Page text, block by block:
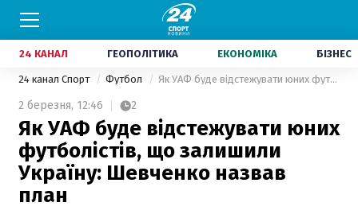
24 КАНАЛ ГЕОПОЛІТИКА ЕКОНОМІКА БІЗНЕС
24 канал Спорт Футбол Як УАФ буде відстежувати юних футболістів, що залишили Україну: Шевченко назвав план
2 березня, 12:46 2
Як УАФ буде відстежувати юних
футболістів, що залишили
Україну: Шевченко назвав
план